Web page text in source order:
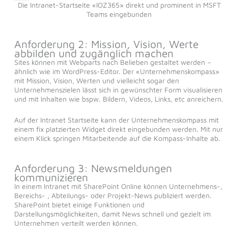
Die Intranet-Startseite «IOZ365» direkt und prominent in MSFT
Teams eingebunden
Anforderung 2: Mission, Vision, Werte
abbilden und zugänglich machen
Sites können mit Webparts nach Belieben gestaltet werden –
ähnlich wie im WordPress-Editor. Der «Unternehmenskompass»
mit Mission, Vision, Werten und vielleicht sogar den
Unternehmenszielen lässt sich in gewünschter Form visualisieren
und mit Inhalten wie bspw. Bildern, Videos, Links, etc anreichern.
Auf der Intranet Startseite kann der Unternehmenskompass mit
einem fix platzierten Widget direkt eingebunden werden. Mit nur
einem Klick springen Mitarbeitende auf die Kompass-Inhalte ab.
Anforderung 3: Newsmeldungen
kommunizieren
In einem Intranet mit SharePoint Online können Unternehmens-,
Bereichs- , Abteilungs- oder Projekt-News publiziert werden.
SharePoint bietet einige Funktionen und
Darstellungsmöglichkeiten, damit News schnell und gezielt im
Unternehmen verteilt werden können.